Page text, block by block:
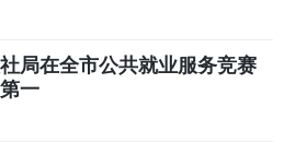
厂促振兴
局在全市公共就业服务竞赛
一